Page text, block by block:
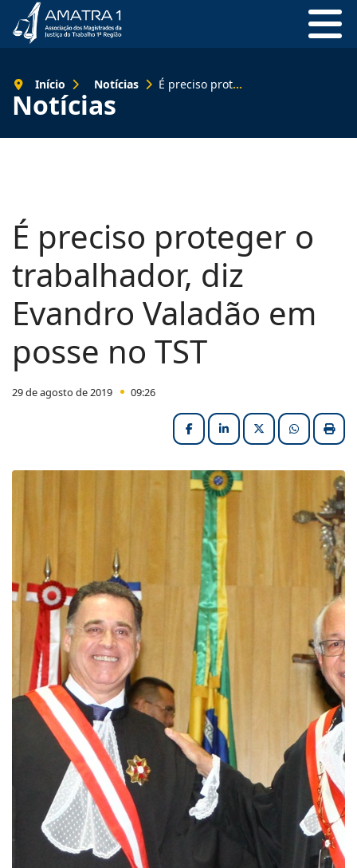
Notícias
Início Notícias É preciso proteger o trabalhador, diz Evandro Valadão em posse no TST
É preciso proteger o
trabalhador, diz
Evandro Valadão em
posse no TST
29 de agosto de 2019 09:26
FacebookLinkedInX (formerly